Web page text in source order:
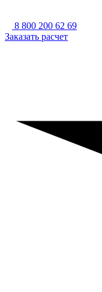
8 800 200 62 69
Заказать расчет